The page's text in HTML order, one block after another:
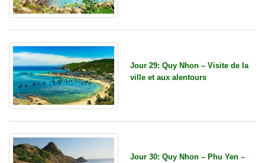
Jour 29: Quy Nhon – Visite de la
ville et aux alentours
Jour 30: Quy Nhon – Phu Yen –